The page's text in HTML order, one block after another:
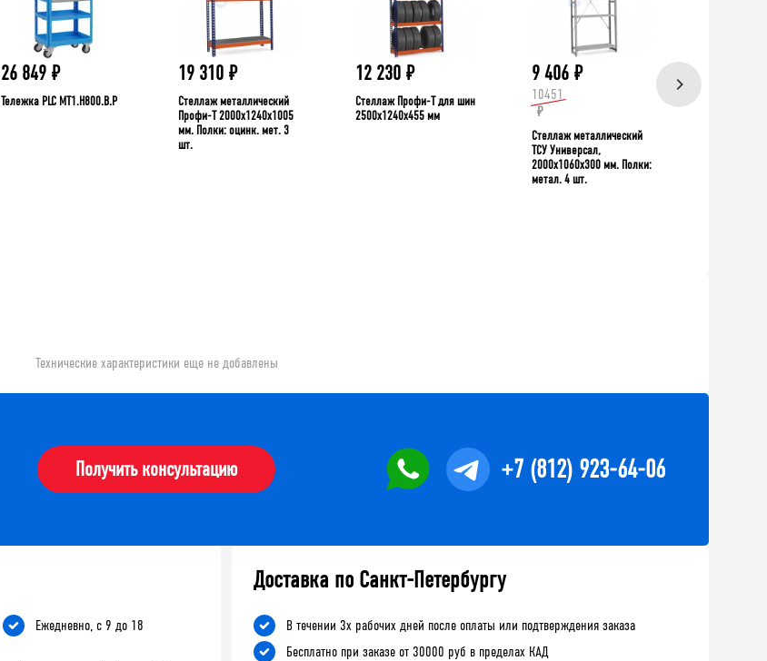
26 849 ₽
Тележка PLC МT1.H800.В.Р
19 310 ₽
Стеллаж металлический
Профи-Т 2000x1240x1005
мм. Полки: оцинк. мет. 3
шт.
12 230 ₽
Стеллаж Профи-Т для шин
2500x1240x455 мм
9 406 ₽
10451
₽
Стеллаж металлический
ТСУ Универсал,
2000x1060x300 мм. Полки:
метал. 4 шт.
Технические характеристики еще не добавлены
Получить консультацию +7 (812) 923-64-06
Ежедневно, с 9 до 18
Доставка по Санкт-Петербургу
В течении 3х рабочих дней после оплаты или подтверждения заказа
Бесплатно при заказе от 30000 руб в пределах КАД